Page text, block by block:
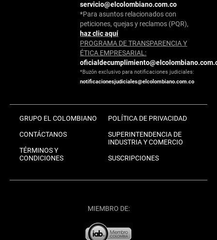
servicio@elcolombiano.com.co
*Para asuntos relacionados con
peticiones, quejas y reclamos (PQR),
haz clic aquí
PROGRAMA DE TRANSPARENCIA Y
ÉTICA EMPRESARIAL:
*Buzón exclusivo para notificaciones judiciales:
notificacionesjudiciales@elcolombiano.com.co
GRUPO EL COLOMBIANO
CONTÁCTANOS
TÉRMINOS Y
CONDICIONES
POLÍTICA DE PRIVACIDAD
SUPERINTENDENCIA DE
INDUSTRIA Y COMERCIO
SUSCRIPCIONES
MIEMBRO DE: